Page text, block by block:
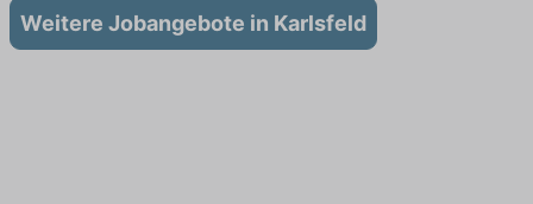
Weitere Jobangebote in Karlsfeld